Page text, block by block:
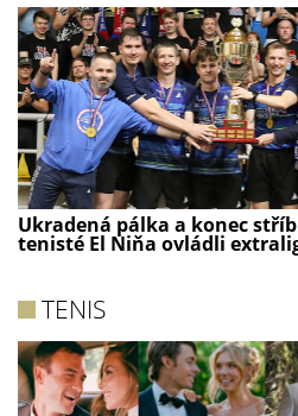
Ukradená pálka a konec
tenisté El Niňa ovládli
TENIS